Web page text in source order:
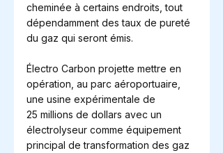
cheminée à certains endroits, tout
dépendamment des taux de pureté
du gaz qui seront émis.
Électro Carbon projette mettre en
opération, au parc aéroportuaire,
une usine expérimentale de
25 millions de dollars avec un
électrolyseur comme équipement
principal de transformation des gaz